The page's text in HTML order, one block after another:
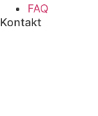
FAQ
Kontakt